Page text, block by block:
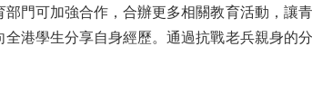
門可加強合作，合辦更多相關教育活動，讓
港學生分享自身經歷。通過抗戰老兵親身的